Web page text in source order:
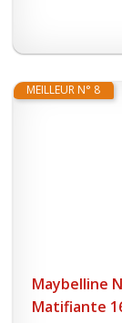
MEILLEUR N° 8
Maybelline
Matifiante